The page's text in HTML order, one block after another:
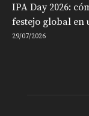
IPA Day 2026:
festejo global en
29/07/2026